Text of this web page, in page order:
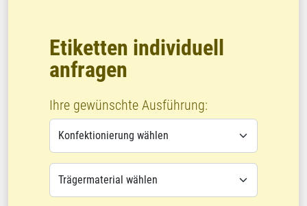
Etiketten individuell
anfragen
Ihre gewünschte Ausführung: